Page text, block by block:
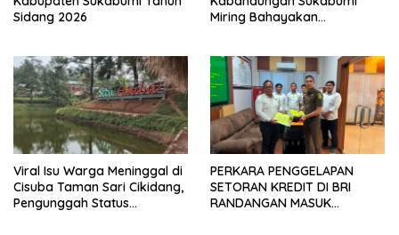
Sidang 2026
Miring Bahayakan
Viral Isu Warga Meninggal di
Cisuba Taman Sari Cikidang,
Pengunggah Status
PERKARA PENGGELAPAN
SETORAN KREDIT DI BRI
RANDANGAN MASUK